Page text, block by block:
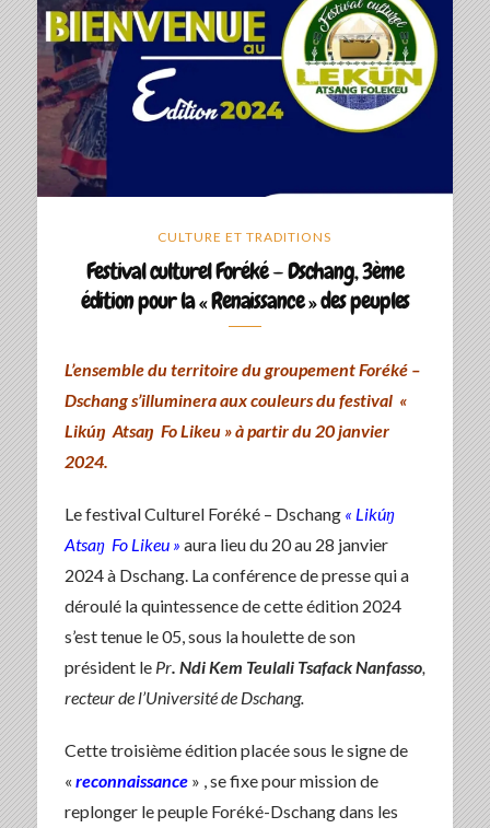
CULTURE ET TRADITIONS
Festival culturel Foréké – Dschang, 3ème
édition pour la « Renaissance » des peuples
L’ensemble du territoire du groupement Foréké –
Dschang s’illuminera aux couleurs du festival «
Likúŋ Atsaŋ Fo Likeu » à partir du 20 janvier
2024.
Le festival Culturel Foréké – Dschang« Likúŋ
Atsaŋ Fo Likeu » aura lieu du 20 au 28 janvier
2024 à Dschang. La conférence de presse qui a
déroulé la quintessence de cette édition 2024
s’est tenue le 05, sous la houlette de son
président le Pr. Ndi Kem Teulali Tsafack Nanfasso,
recteur de l’Université de Dschang.
Cette troisième édition placée sous le signe de
« reconnaissance» , se fixe pour mission de
replonger le peuple Foréké-Dschang dans les